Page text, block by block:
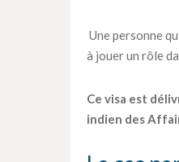
Une personne
à jouer un rôle
Ce visa est
indien des